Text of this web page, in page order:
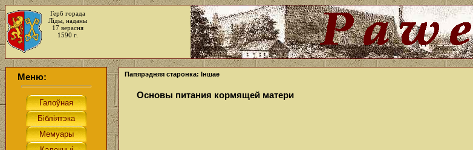
Герб горада
Ліды, наданы
17 верасня
1590 г.
Меню: Папярэдняя старонка: Іншае
Основы питания кормящей матери